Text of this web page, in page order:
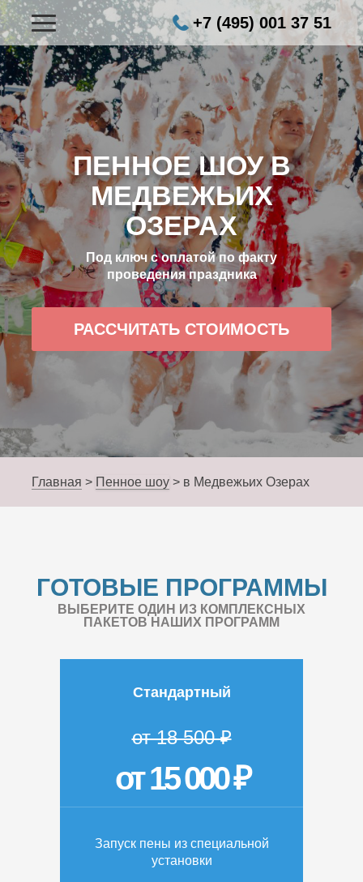
+7 (495) 001 37 51
ПЕННОЕ ШОУ В
МЕДВЕЖЬИХ
ОЗЕРАХ
Под ключ с оплатой по факту
проведения праздника
РАССЧИТАТЬ СТОИМОСТЬ
Главная > Пенное шоу > в Медвежьих Озерах
ГОТОВЫЕ ПРОГРАММЫ
ВЫБЕРИТЕ ОДИН ИЗ КОМПЛЕКСНЫХ
ПАКЕТОВ НАШИХ ПРОГРАММ
Стандартный
от 18 500 ₽
от 15 000 ₽
Запуск пены из специальной
установки